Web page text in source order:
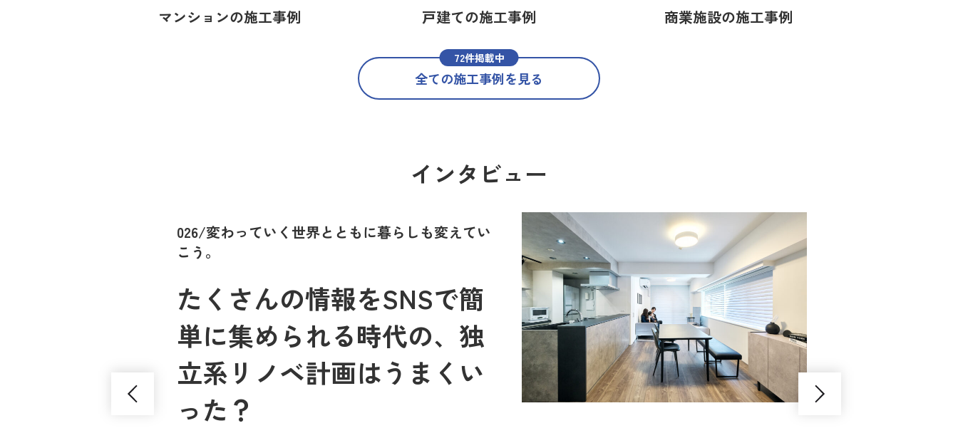
マンションの施工事例 戸建ての施工事例 商業施設の施工事例
全ての施工事例を見る
72件掲載中
インタビュー
026/変わっていく世界とともに暮らしも変えてい
こう。
たくさんの情報をSNSで簡
単に集められる時代の、独
立系リノベ計画はうまくい
った？
日々を送ろ